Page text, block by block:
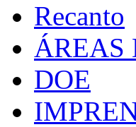
Recanto
ÁREAS
DOE